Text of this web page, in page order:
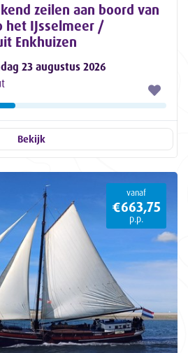
zeilen aan boord van
het IJsselmeer /
Enkhuizen
23 augustus 2026
Bekijk
vanaf
€663,75
p.p.